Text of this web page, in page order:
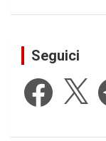
Seguici
Facebook